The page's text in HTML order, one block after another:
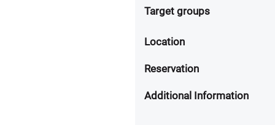
Target groups
Location
Reservation
Additional Information